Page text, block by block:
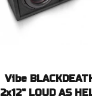
Vibe
2x12" LOUD AS